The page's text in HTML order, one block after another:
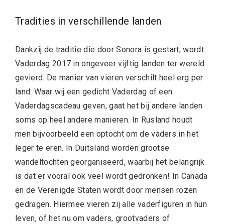
Tradities in verschillende landen
Dankzij de traditie die door Sonora is gestart, wordt
Vaderdag 2017 in ongeveer vijftig landen ter wereld
gevierd. De manier van vieren verschilt heel erg per
land. Waar wij een gedicht Vaderdag of een
Vaderdagscadeau geven, gaat het bij andere landen
soms op heel andere manieren. In Rusland houdt
men bijvoorbeeld een optocht om de vaders in het
leger te eren. In Duitsland worden grootse
wandeltochten georganiseerd, waarbij het belangrijk
is dat er vooral ook veel wordt gedronken! In Canada
en de Verenigde Staten wordt door mensen rozen
gedragen. Hiermee vieren zij alle vaderfiguren in hun
leven, of het nu om vaders, grootvaders of